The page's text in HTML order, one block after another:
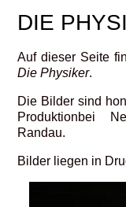
DIE
Auf dieser Seite
Die Physiker.
Die Bilder sind
Produktionbei
Randau.
Bilder liegen in